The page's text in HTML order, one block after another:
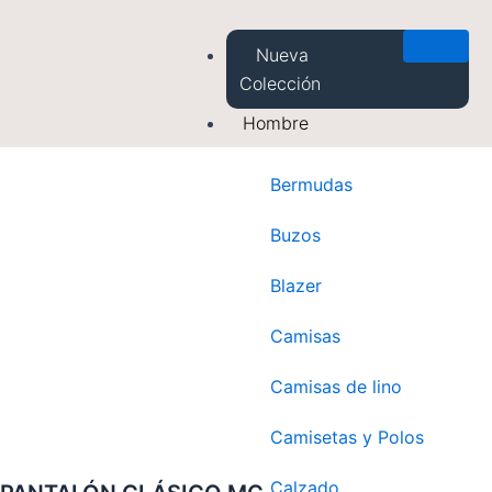
Nueva
Colección
Hombre
Bermudas
Buzos
Blazer
Camisas
Camisas de lino
Camisetas y Polos
Calzado